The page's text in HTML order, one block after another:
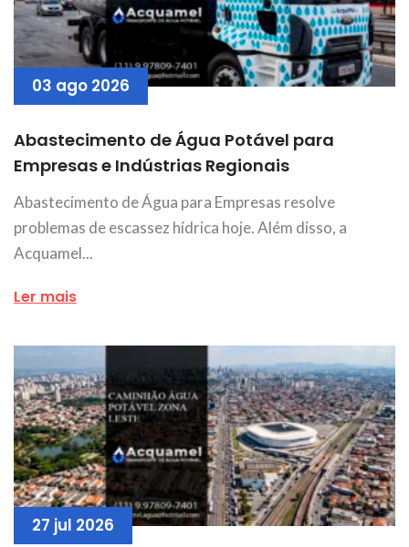
03 ago 2026
Abastecimento de Água Potável para
Empresas e Indústrias Regionais
Abastecimento de Água para Empresas resolve
problemas de escassez hídrica hoje. Além disso, a
Acquamel...
Ler mais
27 jul 2026